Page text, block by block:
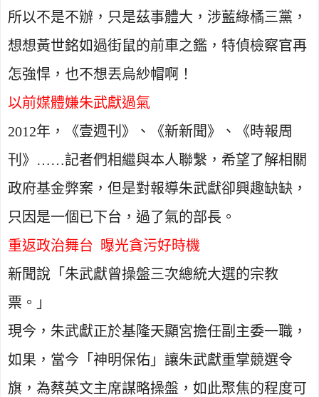
所以不是不辦，只是茲事體大，涉藍綠橘三黨，
想想黃世銘如過街鼠的前車之鑑，特偵檢察官再
怎強悍，也不想丟烏紗帽啊！
以前媒體嫌朱武獻過氣
2012年，《壹週刊》、《新新聞》、《時報周
刊》……記者們相繼與本人聯繫，希望了解相關
政府基金弊案，但是對報導朱武獻卻興趣缺缺，
只因是一個已下台，過了氣的部長。
重返政治舞台 曝光貪污好時機
新聞說「朱武獻曾操盤三次總統大選的宗教
票。」
現今，朱武獻正於基隆天顯宮擔任副主委一職，
如果，當今「神明保佑」讓朱武獻重掌競選令
旗，為蔡英文主席謀略操盤，如此聚焦的程度可